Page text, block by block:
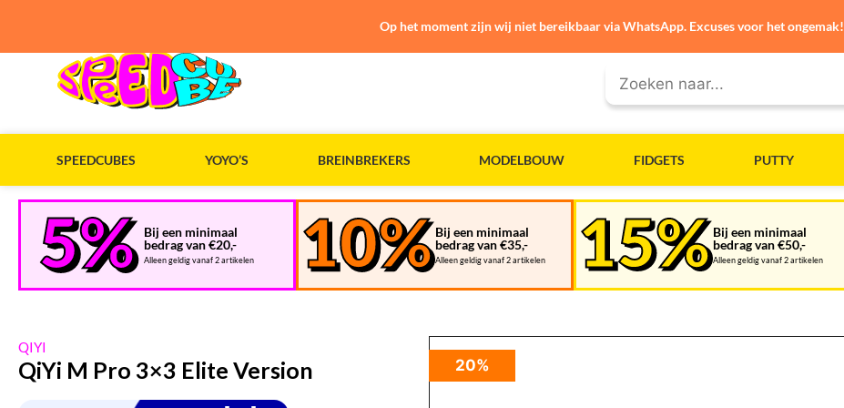
SPEEDCUBES YOYO’S BREINBREKERS MODELBOUW FIDGETS PUTTY
Bij een minimaal
bedrag van €20,-
Alleen geldig vanaf 2 artikelen
Bij een minimaal
bedrag van €35,-
Alleen geldig vanaf 2 artikelen
Bij een minimaal
bedrag van €50,-
Alleen geldig vanaf 2 artikelen
QIYI
QiYi M Pro 3×3 Elite Version 20%
Op het moment zijn wij niet bereikbaar via WhatsApp. Excuses voor het ongemak!